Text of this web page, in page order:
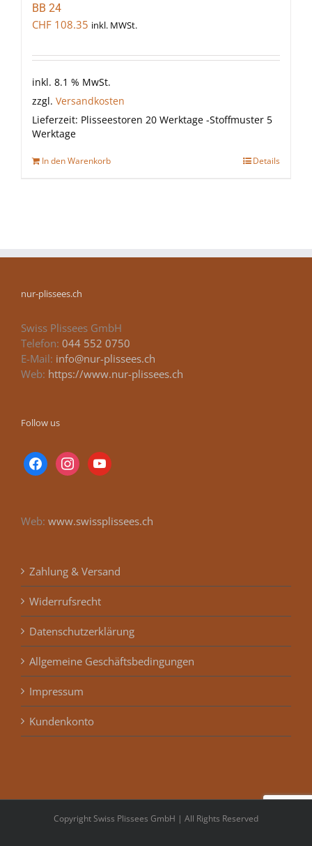
BB 24
CHF 108.35 inkl. MWSt.
inkl. 8.1 % MwSt.
zzgl. Versandkosten
Lieferzeit: Plisseestoren 20 Werktage -Stoffmuster 5
Werktage
In den Warenkorb Details
nur-plissees.ch
Swiss Plissees GmbH
Telefon: 044 552 0750
E-Mail: info@nur-plissees.ch
Web: https://www.nur-plissees.ch
Follow us
facebookinstagramyoutube
Web: www.swissplissees.ch
Zahlung & Versand
Widerrufsrecht
Datenschutzerklärung
Allgemeine Geschäftsbedingungen
Impressum
Kundenkonto
Copyright Swiss Plissees GmbH | All Rights Reserved